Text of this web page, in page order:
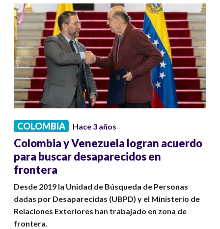
COLOMBIA Hace 3 años
Colombia y Venezuela logran acuerdo
para buscar desaparecidos en
frontera
Desde 2019 la Unidad de Búsqueda de Personas
dadas por Desaparecidas (UBPD) y el Ministerio de
Relaciones Exteriores han trabajado en zona de
frontera.